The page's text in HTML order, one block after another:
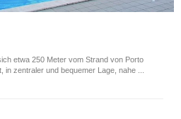
etwa 250 Meter vom Strand von Porto
zentraler und bequemer Lage, nahe ...